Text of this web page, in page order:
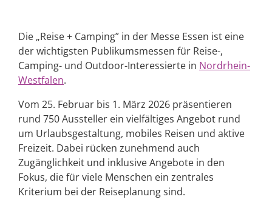
Die „Reise + Camping” in der Messe Essen ist eine
der wichtigsten Publikumsmessen für Reise-,
Camping- und Outdoor-Interessierte in Nordrhein-
Westfalen.
Vom 25. Februar bis 1. März 2026 präsentieren
rund 750 Aussteller ein vielfältiges Angebot rund
um Urlaubsgestaltung, mobiles Reisen und aktive
Freizeit. Dabei rücken zunehmend auch
Zugänglichkeit und inklusive Angebote in den
Fokus, die für viele Menschen ein zentrales
Kriterium bei der Reiseplanung sind.